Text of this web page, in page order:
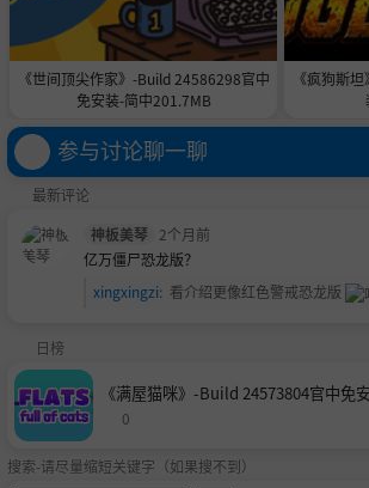
《世间顶尖作家》-Build 24586298官中
免安装-简中201.7MB
《疯狗斯
参与讨论聊一聊
最新评论
神板美琴
2个月前
亿万僵尸恐龙版？
xingxingzi: 看介绍更像红色警戒恐龙版
日榜
《满屋猫咪》-Build 24573804官中免
0
搜索-请尽量缩短关键字（如果搜不到）